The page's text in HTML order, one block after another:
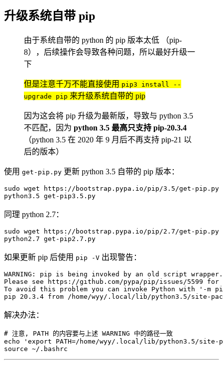
升级系统自带 pip
由于系统自带的 python 的 pip 版本太低 （pip-
8），后续操作会导致各种问题，所以最好升级一
下
但是注意千万不能直接使用 pip3 install --
upgrade pip 来升级系统自带的 pip
因为这会将 pip 升级为最新版，导致与 python 3.5
不匹配，因为 python 3.5 最高只支持 pip-20.3.4
（python 3.5 在 2020 年 9 月后不再支持 pip-21 以
后的版本）
使用 get-pip.py 更新 python 3.5 自带的 pip 版本：
sudo wget https://bootstrap.pypa.io/pip/3.5/get-pip.py
python3.5 get-pip3.5.py
同理 python 2.7：
sudo wget https://bootstrap.pypa.io/pip/2.7/get-pip.py
python2.7 get-pip2.7.py
如果更新 pip 后使用 pip -V 出现警告：
WARNING: pip is being invoked by an old script
Please see https://github.com/pypa/pip/issues/5599 for
To avoid this problem you can invoke Python with
'-m
pip 20.3 .4 from /home/wyy/.local/lib/python3.5/site-
解决办法：
# 注意, PATH 的内容要与上述 WARNING 中的路径一致
echo
'export PATH=/home/wyy/.local/lib/python3.5/site-
source ~/.bashrc